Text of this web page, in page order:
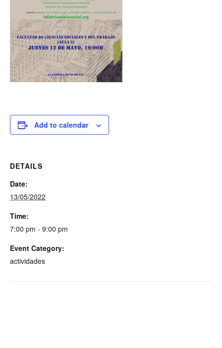
Add to calendar
DETAILS
Date:
13/05/2022
Time:
7:00 pm - 9:00 pm
Event Category:
actividades